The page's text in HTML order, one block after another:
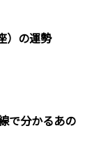
）の運勢
で分かるあの